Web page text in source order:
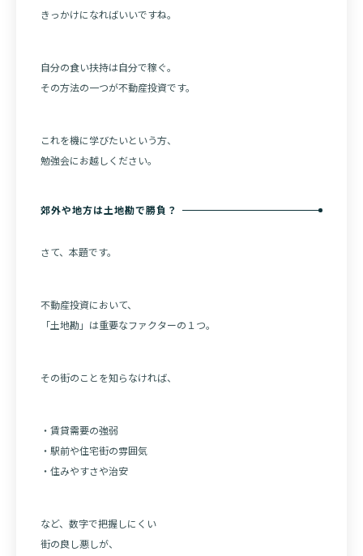
きっかけになればいいですね。
自分の食い扶持は自分で稼ぐ。
その方法の一つが不動産投資です。
これを機に学びたいという方、
勉強会にお越しください。
郊外や地方は土地勘で勝負？
さて、本題です。
不動産投資において、
「土地勘」は重要なファクターの１つ。
その街のことを知らなければ、
・賃貸需要の強弱
・駅前や住宅街の雰囲気
・住みやすさや治安
など、数字で把握しにくい
街の良し悪しが、